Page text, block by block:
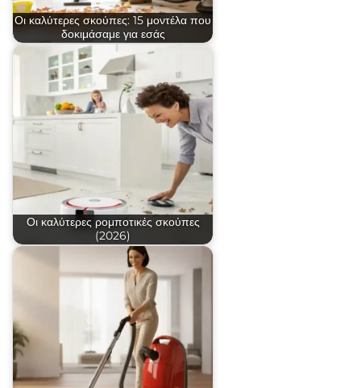
Οι καλύτερες σκούπες: 15 μοντέλα που
δοκιμάσαμε για εσάς
Οι καλύτερες ρομποτικές σκούπες
(2026)